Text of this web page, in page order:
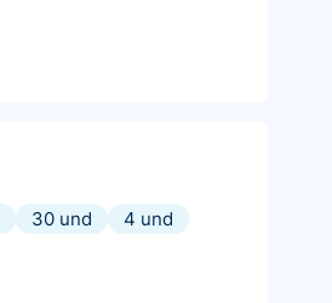
30 und
4 und